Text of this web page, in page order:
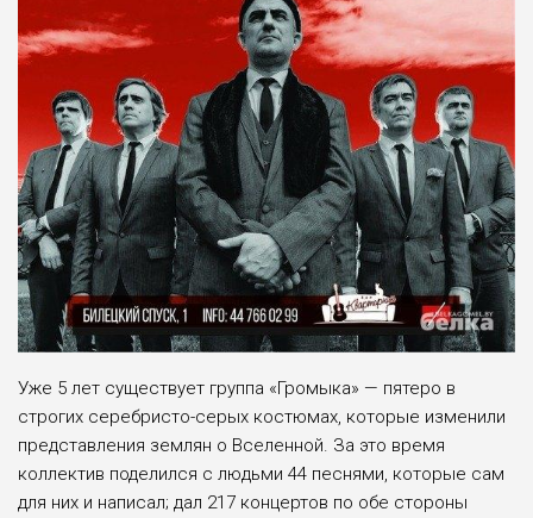
Уже 5 лет существует группа «Громыка» — пятеро в
строгих серебристо-серых костюмах, которые изменили
представления землян о Вселенной. За это время
коллектив поделился с людьми 44 песнями, которые сам
для них и написал; дал 217 концертов по обе стороны